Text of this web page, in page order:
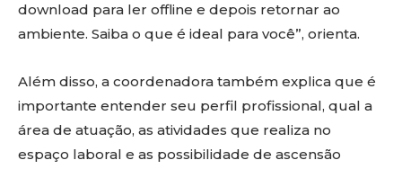
download para ler offline e depois retornar ao
ambiente. Saiba o que é ideal para você”, orienta.
Além disso, a coordenadora também explica que é
importante entender seu perfil profissional, qual a
área de atuação, as atividades que realiza no
espaço laboral e as possibilidade de ascensão